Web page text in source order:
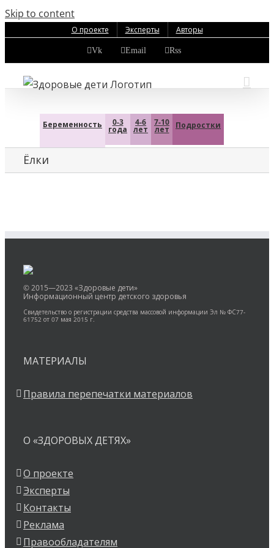
Skip to content
О проекте Эксперты Авторы
Vk Email Rss
Беременность 0-3
года
4-6
лет
7-10
лет Подростки
Ёлки
© 2015—2023 «Здоровые дети»
Информационный центр детского здоровья
Свидетельство о регистрации средства массовой информации Эл № ФС77-
61752 от 07 мая 2015 г.
МАТЕРИАЛЫ
Правила перепечатки материалов
О «ЗДОРОВЫХ ДЕТЯХ»
О проекте
Эксперты
Контакты
Реклама
Правообладателям